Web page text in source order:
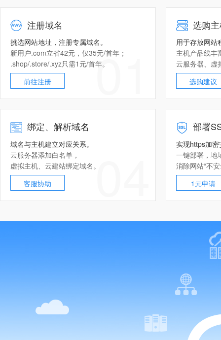
注册域名
挑选网站地址，注册专属域名。
新用户.com立省42元，仅35元/首年；
.shop/.store/.xyz只需1元/首年。
前往注册
01
选购
用于存放网站
主机产品线丰
云服务器、 虚
选购建议
绑定、解析域名
域名与主机建立对应关系。
云服务器添加白名单，
虚拟主机
云建站绑定域名。
客服协助
04
部署
实现https加
一键部署，地
消除网站“不
1元申请